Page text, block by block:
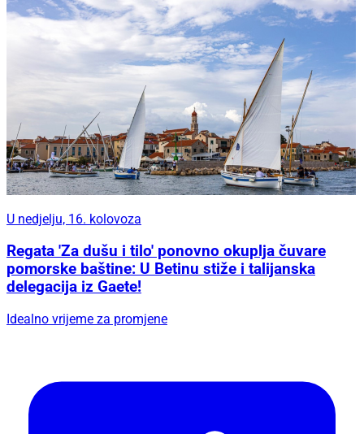
U nedjelju, 16. kolovoza
Regata 'Za dušu i tilo' ponovno okuplja čuvare
pomorske baštine: U Betinu stiže i talijanska
delegacija iz Gaete!
Idealno vrijeme za promjene